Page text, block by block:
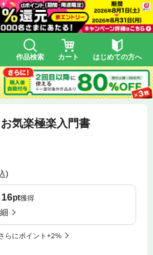
作品検索 カート はじめての方へ
気楽極楽入門書
)
16pt獲得
らにポイント+2%